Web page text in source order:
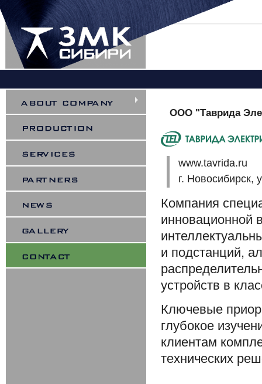
ООО "Таврида
www.tavrida.ru
г. Новосибирск,
Компания
инновационной
и подстанций,
устройств в
Ключевые
глубокое
клиентам
технических